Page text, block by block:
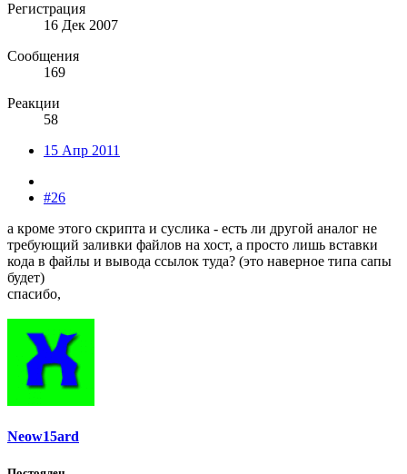
Регистрация
16 Дек 2007
Сообщения
169
Реакции
58
15 Апр 2011
#26
а кроме этого скрипта и суслика - есть ли другой аналог не
требующий заливки файлов на хост, а просто лишь вставки
кода в файлы и вывода ссылок туда? (это наверное типа сапы
будет)
спасибо,
Neow15ard